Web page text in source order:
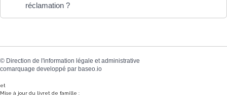
réclamation ?
© Direction de l'information légale et administrative
comarquage developpé par baseo.io
et
Mise à jour du livret de famille :